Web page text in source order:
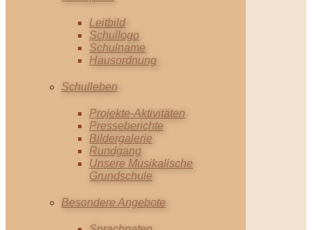
Leitbild
Schullogo
Schulname
Hausordnung
Schulleben
Projekte-Aktivitäten
Presseberichte
Bildergalerie
Rundgang
Unsere Musikalische
Grundschule
Besondere Angebote